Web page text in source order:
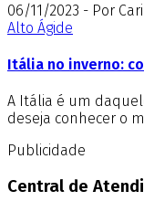
06/11/2023 - Por
Alto Ágide
Itália no inverno:
A Itália é um
deseja conhecer o
Publicidade
Central de